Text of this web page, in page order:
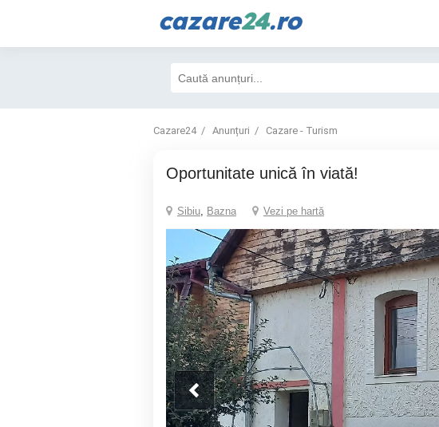
cazare24.ro
Cazare24 Anunțuri Cazare - Turism
Oportunitate unică în viată!
Sibiu, Bazna Vezi pe hartă